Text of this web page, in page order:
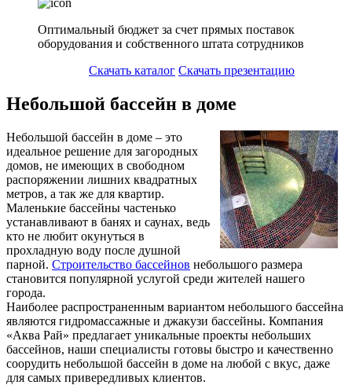
Оптимальный бюджет за счет прямых поставок
оборудования и собственного штата сотрудников
Скачать каталог Скачать презентацию
Небольшой бассейн в доме
Небольшой бассейн в доме – это
идеальное решение для загородных
домов, не имеющих в свободном
распоряжении лишних квадратных
метров, а так же для квартир.
Маленькие бассейны частенько
устанавливают в банях и саунах, ведь
кто не любит окунуться в
прохладную воду после душной
парной. Строительство бассейнов небольшого размера
становится популярной услугой среди жителей нашего
города.
Наиболее распространенным вариантом небольшого бассейна
являются гидромассажные и джакузи бассейны. Компания
«Аква Рай» предлагает уникальные проекты небольших
бассейнов, наши специалисты готовы быстро и качественно
соорудить небольшой бассейн в доме на любой с вкус, даже
для самых привередливых клиентов.